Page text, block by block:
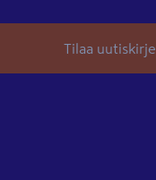
Tilaa uutiskirje